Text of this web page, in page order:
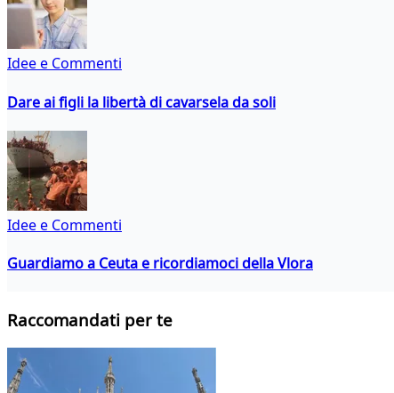
Idee e Commenti
Dare ai figli la libertà di cavarsela da soli
Idee e Commenti
Guardiamo a Ceuta e ricordiamoci della Vlora
Raccomandati per te